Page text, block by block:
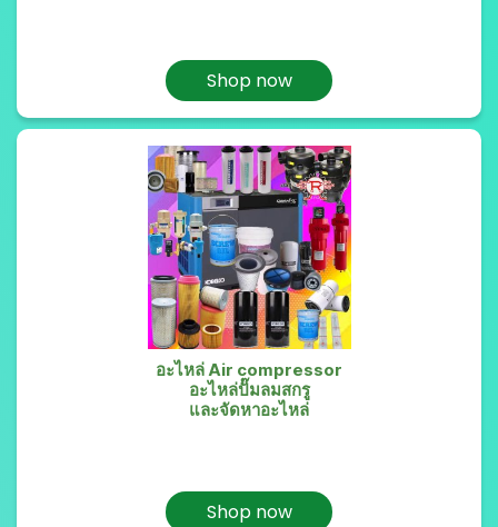
Shop now
อะไหล่ Air compressor
อะไหล่ปั๊มลมสกรู
และจัดหาอะไหล่
Shop now